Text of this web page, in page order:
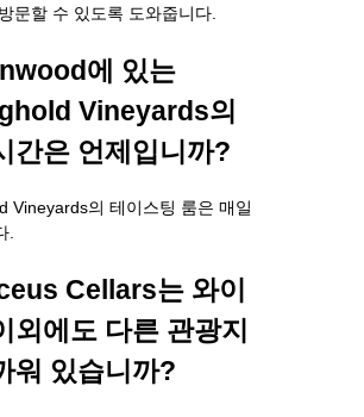
문할 수 있도록 도와줍니다.
에 있는
Vineyards의
간은 언제입니까?
Vineyards의 테이스팅 룸은 매일
.
Cellars는 와이
외에도 다른 관광지
워 있습니까?